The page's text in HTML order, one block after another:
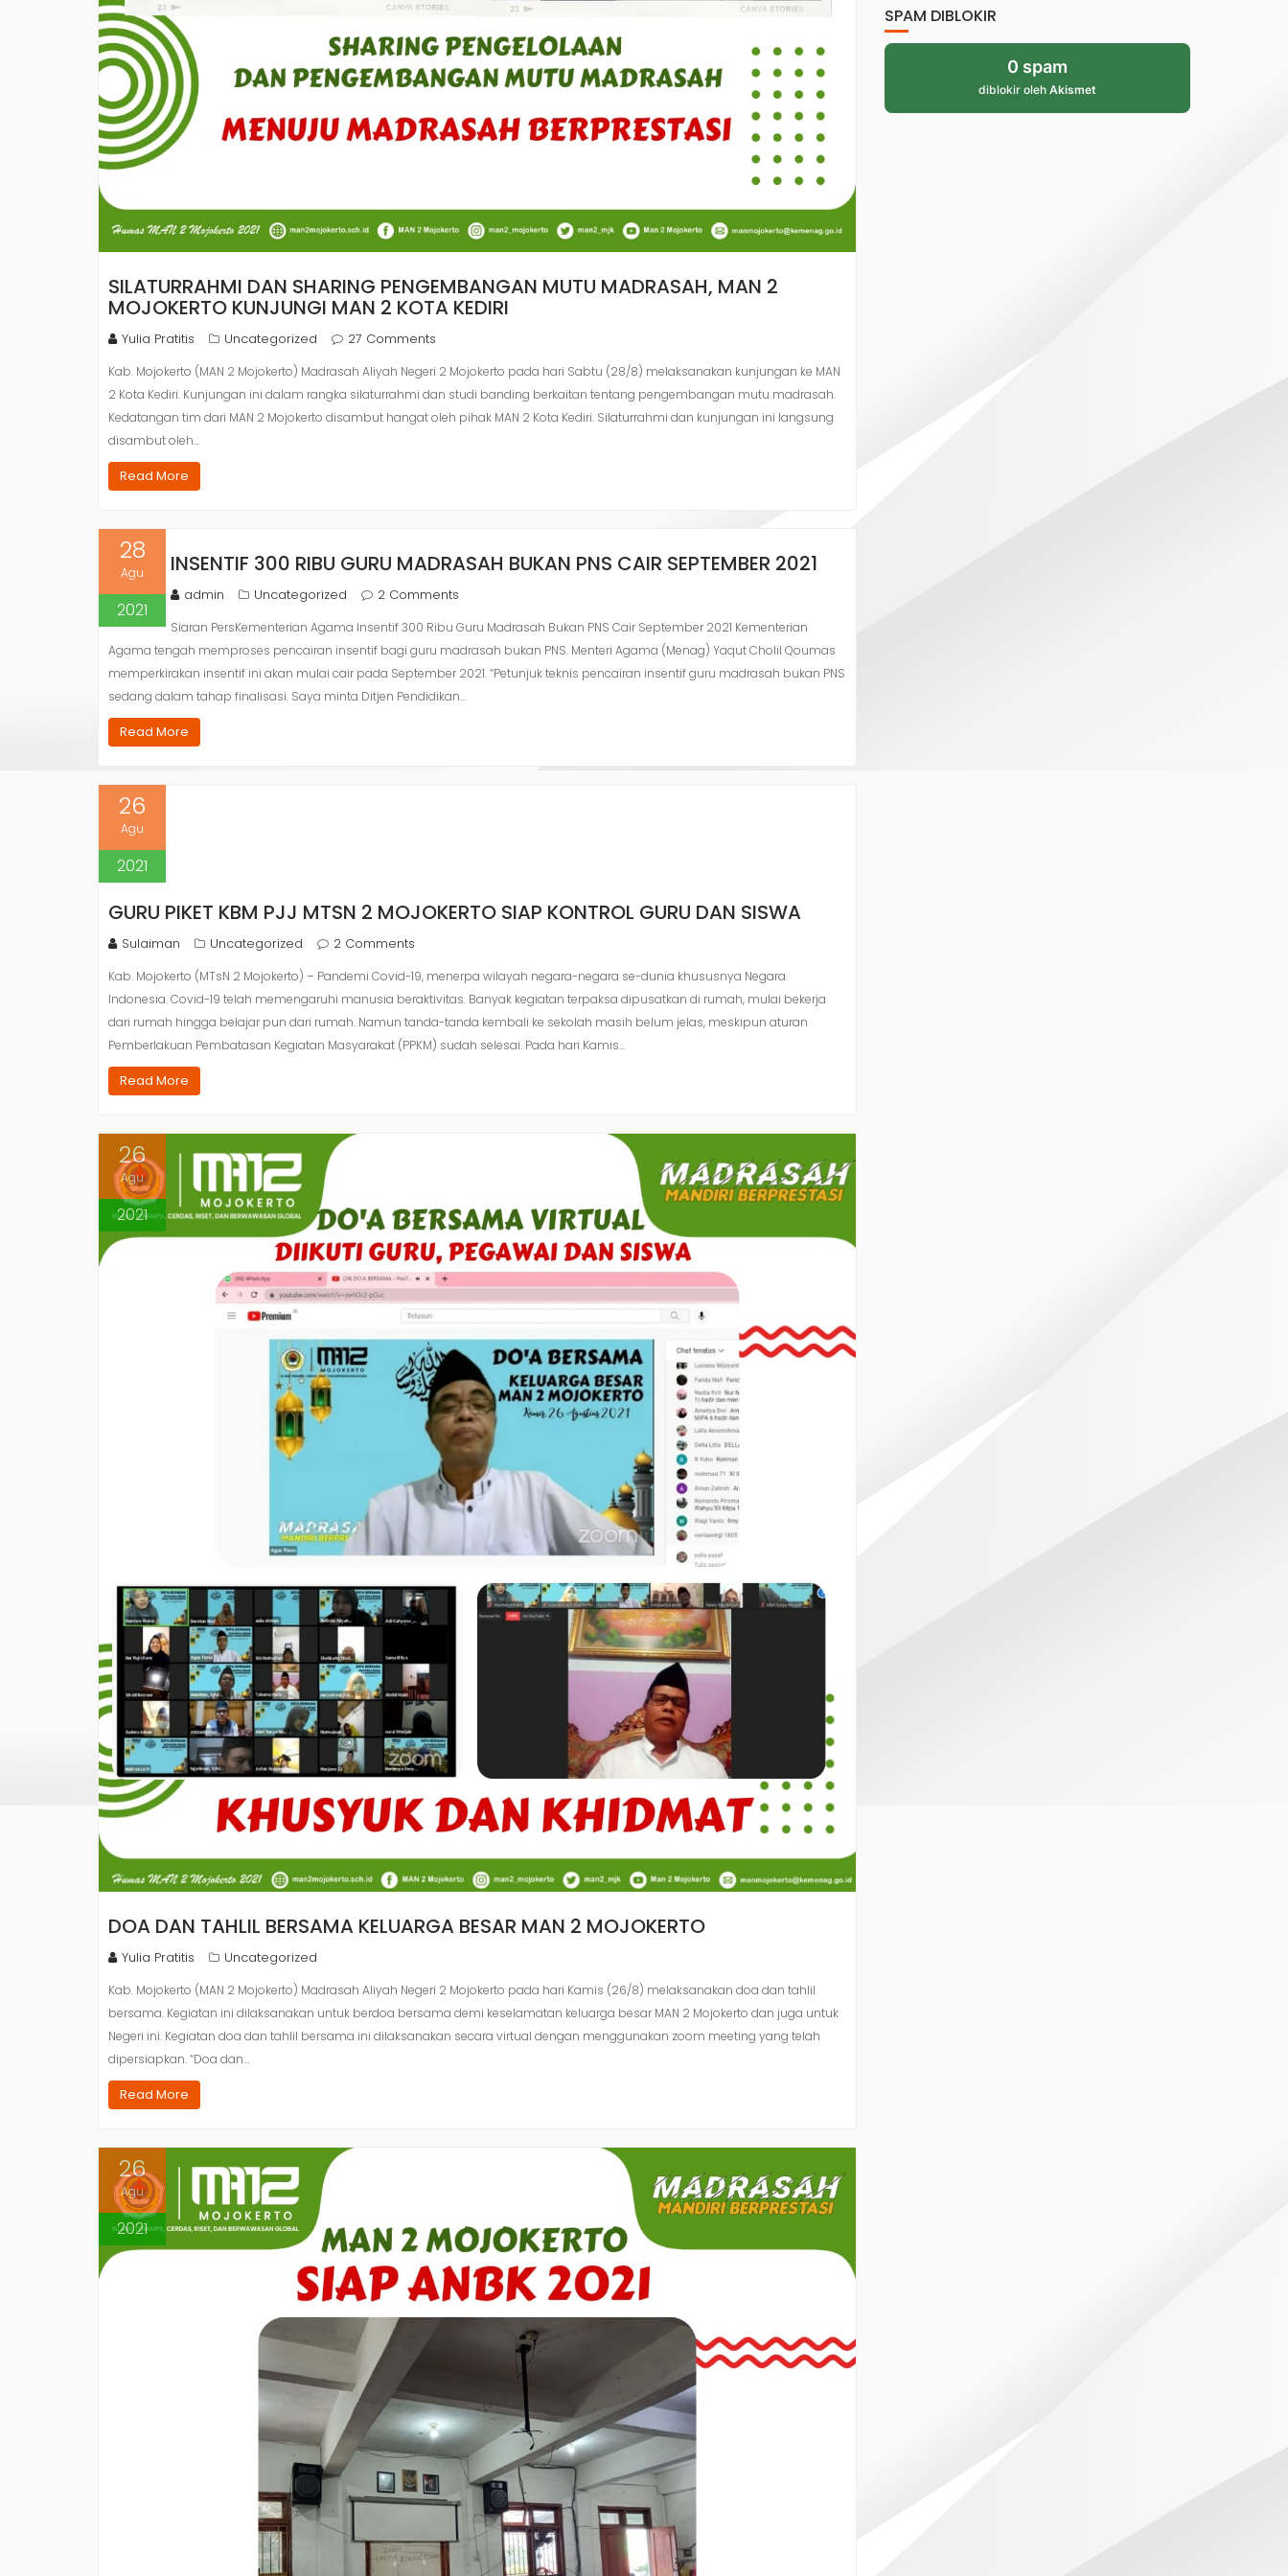
SILATURRAHMI DAN SHARING PENGEMBANGAN MUTU MADRASAH, MAN 2
MOJOKERTO KUNJUNGI MAN 2 KOTA KEDIRI
Yulia Pratitis Uncategorized 27 Comments
Kab. Mojokerto (MAN 2 Mojokerto) Madrasah Aliyah Negeri 2 Mojokerto pada hari Sabtu (28/8) melaksanakan kunjungan ke MAN
2 Kota Kediri. Kunjungan ini dalam rangka silaturrahmi dan studi banding berkaitan tentang pengembangan mutu madrasah.
Kedatangan tim dari MAN 2 Mojokerto disambut hangat oleh pihak MAN 2 Kota Kediri. Silaturrahmi dan kunjungan ini langsung
disambut oleh…
Read More
28
Agu
2021
INSENTIF 300 RIBU GURU MADRASAH BUKAN PNS CAIR SEPTEMBER 2021
admin Uncategorized 2 Comments
Siaran PersKementerian Agama Insentif 300 Ribu Guru Madrasah Bukan PNS Cair September 2021 Kementerian
Agama tengah memproses pencairan insentif bagi guru madrasah bukan PNS. Menteri Agama (Menag) Yaqut Cholil Qoumas
memperkirakan insentif ini akan mulai cair pada September 2021. “Petunjuk teknis pencairan insentif guru madrasah bukan PNS
sedang dalam tahap finalisasi. Saya minta Ditjen Pendidikan…
Read More
26
Agu
2021
GURU PIKET KBM PJJ MTSN 2 MOJOKERTO SIAP KONTROL GURU DAN SISWA
Sulaiman Uncategorized 2 Comments
Kab. Mojokerto (MTsN 2 Mojokerto) – Pandemi Covid-19, menerpa wilayah negara-negara se-dunia khususnya Negara
Indonesia. Covid-19 telah memengaruhi manusia beraktivitas. Banyak kegiatan terpaksa dipusatkan di rumah, mulai bekerja
dari rumah hingga belajar pun dari rumah. Namun tanda-tanda kembali ke sekolah masih belum jelas, meskipun aturan
Pemberlakuan Pembatasan Kegiatan Masyarakat (PPKM) sudah selesai. Pada hari Kamis…
Read More
26
Agu
2021
DOA DAN TAHLIL BERSAMA KELUARGA BESAR MAN 2 MOJOKERTO
Yulia Pratitis Uncategorized
Kab. Mojokerto (MAN 2 Mojokerto) Madrasah Aliyah Negeri 2 Mojokerto pada hari Kamis (26/8) melaksanakan doa dan tahlil
bersama. Kegiatan ini dilaksanakan untuk berdoa bersama demi keselamatan keluarga besar MAN 2 Mojokerto dan juga untuk
Negeri ini. Kegiatan doa dan tahlil bersama ini dilaksanakan secara virtual dengan menggunakan zoom meeting yang telah
dipersiapkan. “Doa dan…
Read More
26
Agu
2021
SPAM DIBLOKIR
0 spam
diblokir oleh Akismet